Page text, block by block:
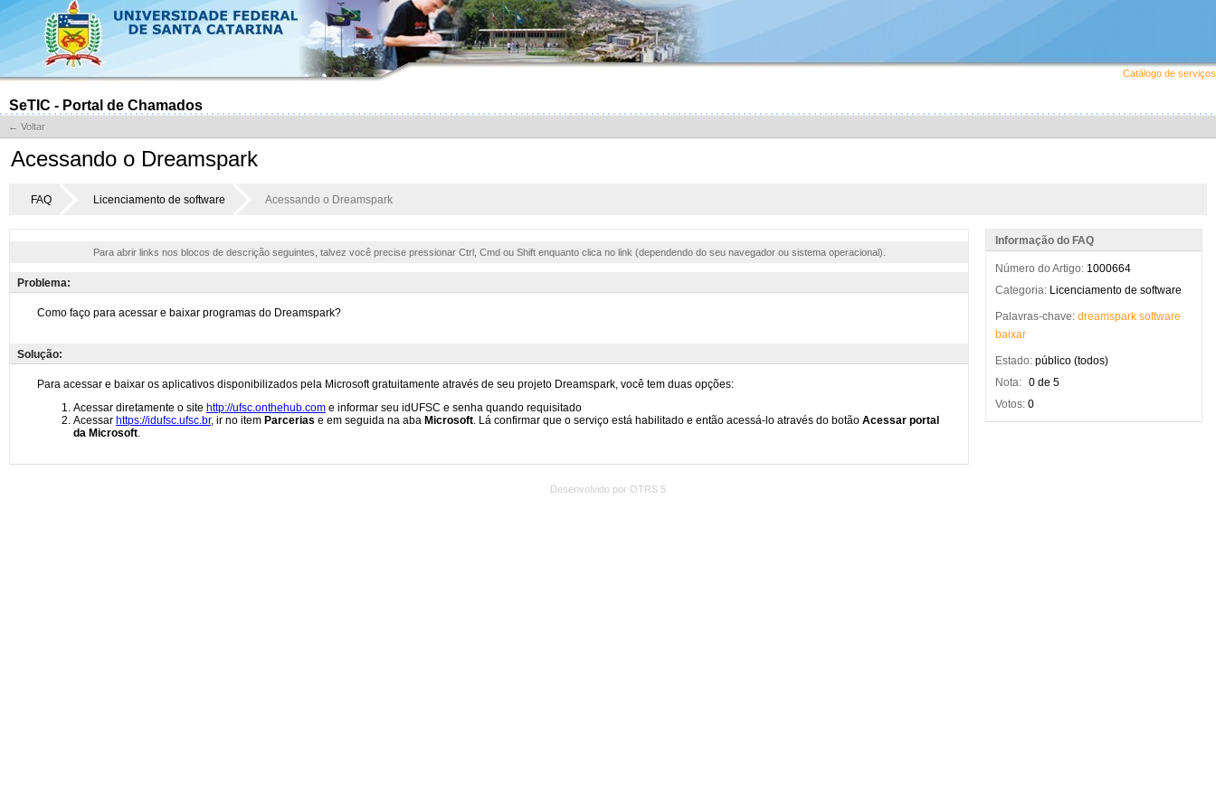
Catálogo de serviços
SeTIC - Portal de Chamados
← Voltar
Acessando o Dreamspark
FAQ Licenciamento de software Acessando o Dreamspark
Para abrir links nos blocos de descrição seguintes, talvez você precise pressionar Ctrl, Cmd ou Shift enquanto clica no link (dependendo do seu navegador ou sistema operacional).
Problema:
Solução:
Informação do FAQ
Número do Artigo: 1000664
Categoria: Licenciamento de software
Palavras-chave: dreamspark software
baixar
Estado: público (todos)
Nota: 0 de 5
Votos: 0
Desenvolvido por OTRS 5